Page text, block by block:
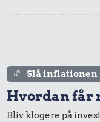
Slå inflationen
Hvordan får
Bliv klogere på